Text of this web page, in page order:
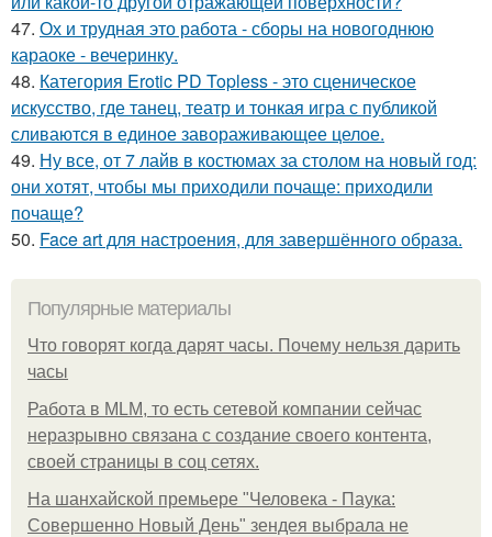
47. Ох и трудная это работа - сборы на новогоднюю
караоке - вечеринку.
48. Категория Erotic PD Topless - это сценическое
искусство, где танец, театр и тонкая игра с публикой
сливаются в единое завораживающее целое.
49. Ну все, от 7 лайв в костюмах за столом на новый год:
они хотят, чтобы мы приходили почаще: приходили
почаще?
50. Face art для настроения, для завершённого образа.
Популярные материалы
Что говорят когда дарят часы. Почему нельзя дарить
часы
Работа в MLM, то есть сетевой компании сейчас
неразрывно связана с создание своего контента,
своей страницы в соц сетях.
На шанхайской премьере "Человека - Паука:
Совершенно Новый День" зендея выбрала не